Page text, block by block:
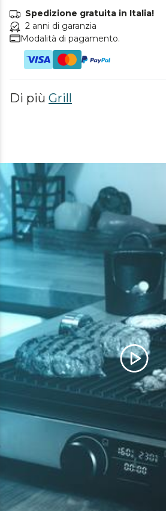
Spedizione gratuita in Italia!
2 anni di garanzia
Modalità di pagamento.
Di più Grill